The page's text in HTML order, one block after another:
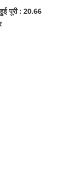
पूरी : 20.66